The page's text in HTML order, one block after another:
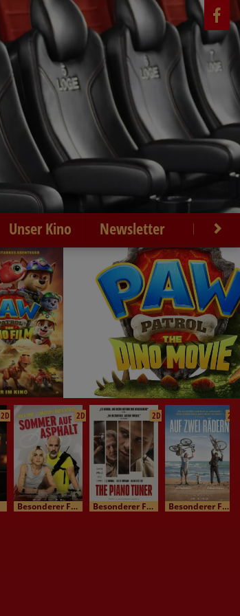
Unser Kino Newsletter Kontakt
2D 2D
Besonderer Film / Kinomatinee
2D
Besonderer Film / Kinomatinee
2D
Besonderer Film / Kinomatinee